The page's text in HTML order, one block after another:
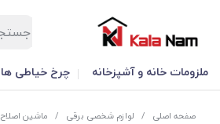
ملزومات خانه و آشپزخانه چرخ خیاطی ها
صفحه اصلی / لوازم شخصی برقی / ماشین اصلاح